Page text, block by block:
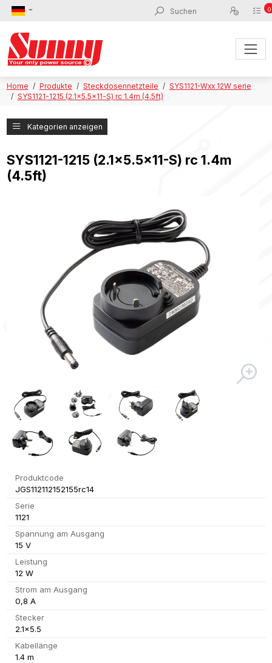
0
Home Produkte Steckdosennetzteile
SYS1121-Wxx 12W serie
SYS1121-1215 (2.1x5.5x11-S) rc 1.4m (4.5ft)
Kategorien anzeigen
SYS1121-1215 (2.1x5.5x11-S) rc 1.4m
(4.5ft)
Produktcode
JGS112112152155rc14
Serie
1121
Spannung am Ausgang
15 V
Leistung
12 W
Strom am Ausgang
0,8 A
Stecker
2.1x5.5
Kabellänge
1.4 m